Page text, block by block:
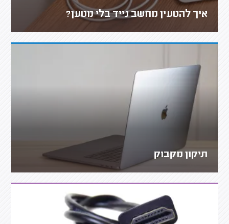
איך להטעין מחשב נייד בלי מטען?
תיקון מקבוק